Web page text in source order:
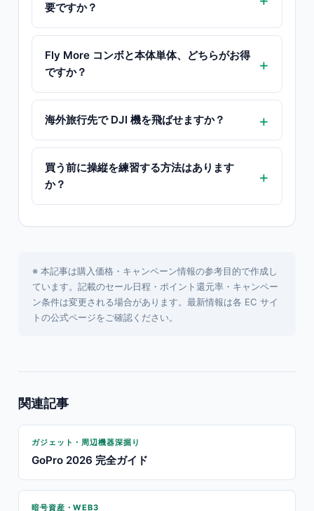
要ですか？
Fly More コンボと本体単体、どちらがお得
ですか？
海外旅行先で DJI 機を飛ばせますか？
買う前に操縦を練習する方法はあります
か？
※ 本記事は購入価格・キャンペーン情報の参考目的で作成し
ています。記載のセール日程・ポイント還元率・キャンペー
ン条件は変更される場合があります。最新情報は各 EC サイ
トの公式ページをご確認ください。
関連記事
ガジェット・周辺機器深掘り
GoPro 2026 完全ガイド
暗号資産・WEB3